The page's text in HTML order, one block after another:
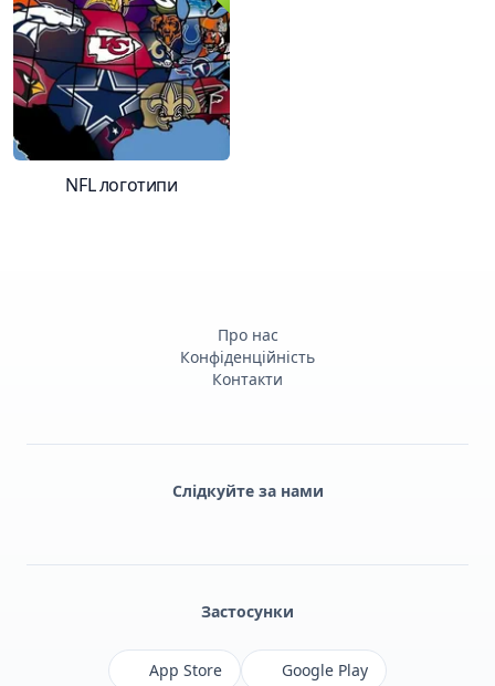
NFL логотипи
Про нас
Конфіденційність
Контакти
Слідкуйте за нами
Застосунки
App Store Google Play